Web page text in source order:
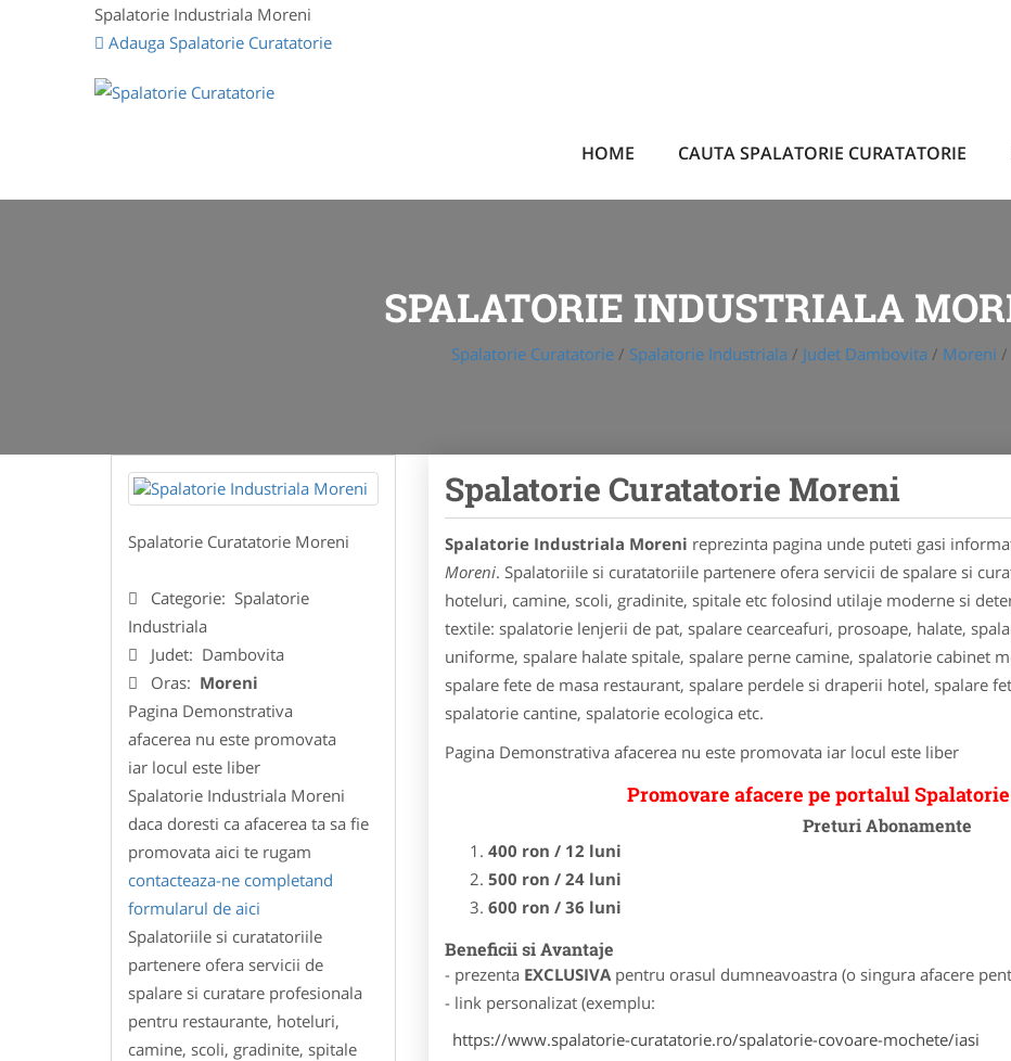
Spalatorie Industriala Moreni
Adauga Spalatorie Curatatorie
HOME CAUTA SPALATORIE CURATATORIE
SPALATORIE INDUSTRIALA
Spalatorie Curatatorie/ Spalatorie Industriala / Judet Dambovita / Moreni /
Spalatorie Curatatorie Moreni
Categorie: Spalatorie
Industriala
Judet: Dambovita
Oras: Moreni
Pagina Demonstrativa
afacerea nu este promovata
iar locul este liber
Spalatorie Industriala Moreni
daca doresti ca afacerea ta sa fie
promovata aici te rugam
contacteaza-ne completand
formularul de aici
Spalatoriile si curatatoriile
partenere ofera servicii de
spalare si curatare profesionala
pentru restaurante, hoteluri,
camine, scoli, gradinite, spitale
Spalatorie Curatatorie Moreni
Spalatorie Industriala Moreni reprezinta pagina unde puteti gasi
Moreni. Spalatoriile si curatatoriile partenere ofera servicii de spalare si
hoteluri, camine, scoli, gradinite, spitale etc folosind utilaje moderne si
textile: spalatorie lenjerii de pat, spalare cearceafuri, prosoape, halate,
uniforme, spalare halate spitale, spalare perne camine, spalatorie cabinet
spalare fete de masa restaurant, spalare perdele si draperii hotel, spalare
spalatorie cantine, spalatorie ecologica etc.
Pagina Demonstrativa afacerea nu este promovata iar locul este liber
Promovare afacere pe portalul
Preturi Abonamente
400 ron / 12 luni
500 ron / 24 luni
600 ron / 36 luni
Beneficii si Avantaje
- prezenta EXCLUSIVApentru orasul dumneavoastra (o singura afacere
- link personalizat (exemplu:
https://www.spalatorie-curatatorie.ro/spalatorie-covoare-mochete/iasi